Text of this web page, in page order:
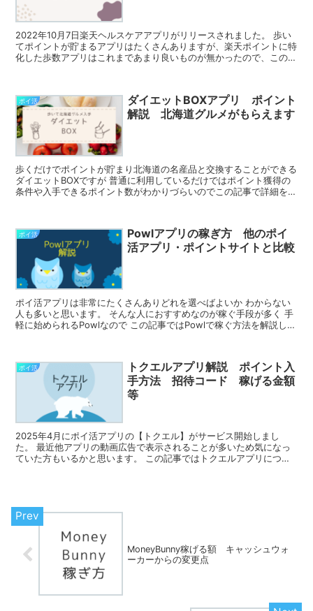
2022年10月7日楽天ヘルスケアアプリがリリースされました。 歩い
てポイントが貯まるアプリはたくさんありますが、楽天ポイントに特
化した歩数アプリはこれまであまり良いものが無かったので、この記
ポイ活
ダイエットBOXアプリ ポイント
解説 北海道グルメがもらえます
歩くだけでポイントが貯まり北海道の名産品と交換することができる
ダイエットBOXですが 普通に利用しているだけではポイント獲得の
条件や入手できるポイント数がわかりづらいのでこの記事で詳細を説
ポイ活
Powlアプリの稼ぎ方 他のポイ
活アプリ・ポイントサイトと比較
ポイ活アプリは非常にたくさんありどれを選べばよいか わからない
人も多いと思います。 そんな人におすすめなのが稼ぐ手段が多く 手
軽に始められるPowlなので この記事ではPowlで稼ぐ方法を解説し
ポイ活
トクエルアプリ解説 ポイント入
手方法 招待コード 稼げる金額
等
2025年4月にポイ活アプリの【トクエル】がサービス開始しまし
た。 最近他アプリの動画広告で表示されることが多いため気になっ
ていた方もいるかと思います。 この記事ではトクエルアプリについ
MoneyBunny稼げる額 キャッシュウォ
ーカーからの変更点